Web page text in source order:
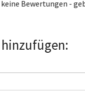
Bewertungen -